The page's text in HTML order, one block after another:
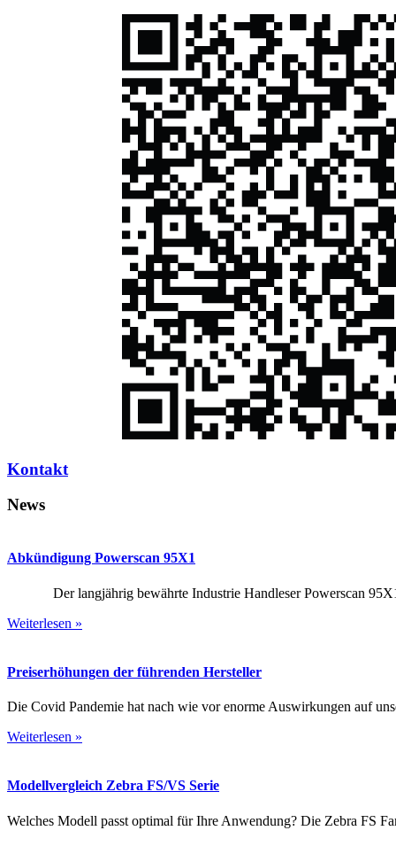
Kontakt
News
Abkündigung Powerscan 95X1
Der langjährig bewährte Industrie Handleser Powerscan 95X1
Weiterlesen »
Preiserhöhungen der führenden Hersteller
Die Covid Pandemie hat nach wie vor enorme Auswirkungen auf
Weiterlesen »
Modellvergleich Zebra FS/VS Serie
Welches Modell passt optimal für Ihre Anwendung? Die Zebra FS